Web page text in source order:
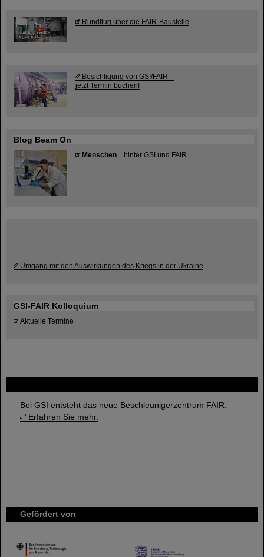
Bei GSI entsteht das neue Beschleunigerzentrum FAIR.
Erfahren Sie mehr.
Gefördert von
HMWK
Rundflug über die FAIR-Baustelle
Besichtigung von GSI/FAIR –
jetzt Termin buchen!
Blog Beam On
Menschen ...hinter GSI und FAIR.
Umgang mit den Auswirkungen des Kriegs in der Ukraine
GSI-FAIR Kolloquium
Aktuelle Termine